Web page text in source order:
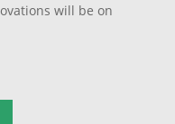
will be on